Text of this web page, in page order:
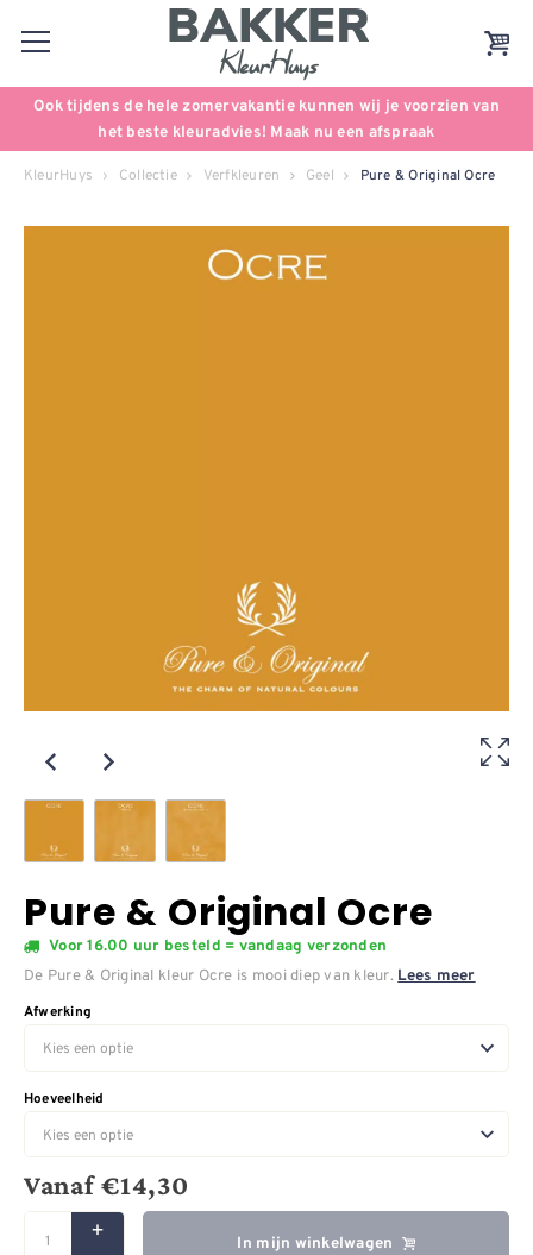
Ook tijdens de hele zomervakantie kunnen wij je voorzien van
het beste kleuradvies! Maak nu een afspraak
KleurHuys Collectie Verfkleuren Geel Pure & Original Ocre
Pure & Original Ocre
Voor 16.00 uur besteld = vandaag verzonden
De Pure & Original kleur Ocre is mooi diep van kleur. Lees meer
Afwerking
Hoeveelheid
Vanaf€14,30
In mijn winkelwagen